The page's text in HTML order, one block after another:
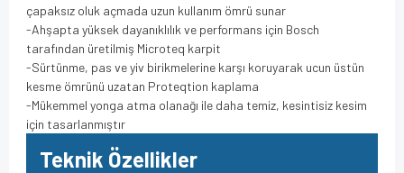
çapaksız oluk açmada uzun kullanım ömrü sunar
-Ahşapta yüksek dayanıklılık ve performans için Bosch
tarafından üretilmiş Microteq karpit
-Sürtünme, pas ve yiv birikmelerine karşı koruyarak ucun üstün
kesme ömrünü uzatan Proteqtion kaplama
-Mükemmel yonga atma olanağı ile daha temiz, kesintisiz kesim
için tasarlanmıştır
Teknik Özellikler